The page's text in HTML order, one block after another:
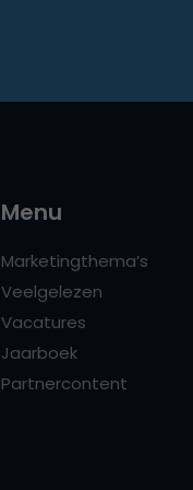
Menu
Marketingthema’s
Veelgelezen
Vacatures
Jaarboek
Partnercontent